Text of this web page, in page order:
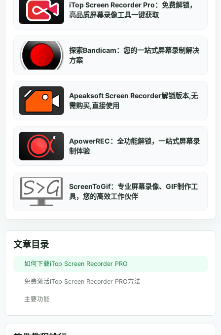
iTop Screen Recorder Pro：免费解锁，
高品质屏幕录像工具一键获取
探索Bandicam：您的一站式屏幕录制解决
方案
Apeaksoft Screen Recorder解锁版本,无
需购买,直接使用
ApowerREC：全功能解锁，一站式屏幕录
制体验
ScreenToGif：专业屏幕录像、GIF制作工
具，您的高效工作伙伴
文章目录
如何下载iTop Screen Recorder PRO
免费激活iTop Screen Recorder PRO方法
主要功能